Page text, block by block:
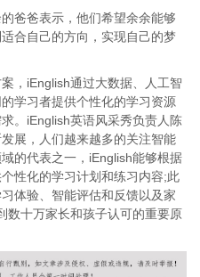
爸爸表示，他们希望余余能够
合自己的方向，实现自己的梦
，iEnglish通过大数据、人工智
学习者提供个性化的学习资源
。iEnglish英语风采秀负责人陈
展，人们越来越多的关注智能
的代表之一，iEnglish能够根据
性化的学习计划和练习内容;此
体验、智能评估和反馈以及家
数十万家长和孩子认可的重要原